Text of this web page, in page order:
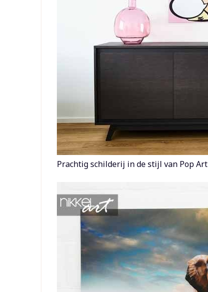
Prachtig schilderij in de stijl van Pop Art